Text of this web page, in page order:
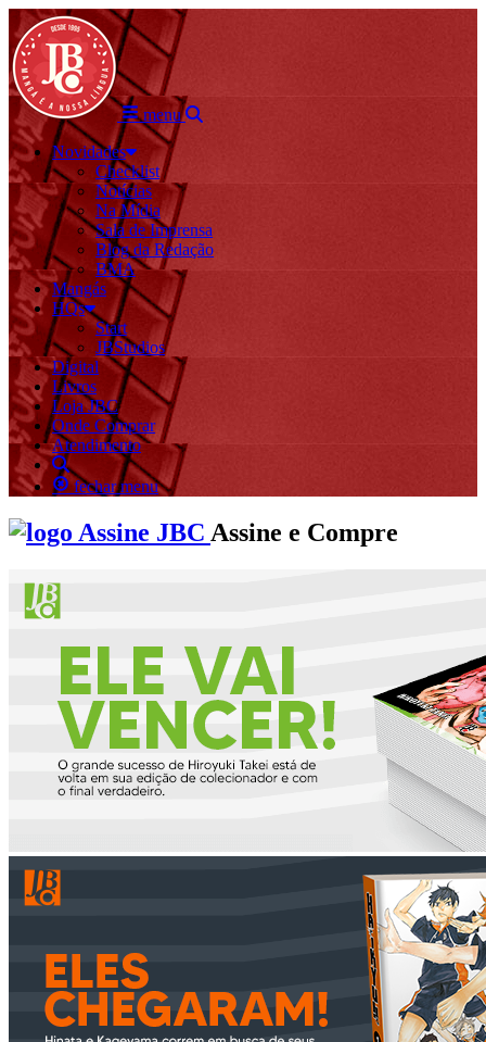
menu
Novidades
Checklist
Notícias
Na Mídia
Sala de Imprensa
Blog da Redação
BMA
Mangás
HQs
Start
JBStudios
Digital
Livros
Loja JBC
Onde Comprar
Atendimento
fechar menu
Assine e Compre